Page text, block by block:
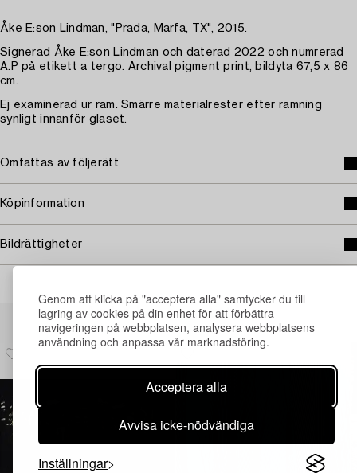
Genom att klicka på "acceptera alla" samtycker du till
lagring av cookies på din enhet för att förbättra
navigeringen på webbplatsen, analysera webbplatsens
användning och anpassa vår marknadsföring.
Acceptera alla
Avvisa icke-nödvändiga
Inställningar
Åke E:son Lindman, "Prada, Marfa, TX", 2015.
Signerad Åke E:son Lindman och daterad 2022 och numrerad
A.P på etikett a tergo. Archival pigment print, bildyta 67,5 x 86
cm.
Ej examinerad ur ram. Smärre materialrester efter ramning
synligt innanför glaset.
Omfattas av följerätt
Köpinformation
Bildrättigheter
Andra har även tittat på